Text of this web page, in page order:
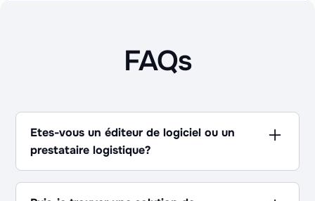
FAQs
Etes-vous un éditeur de logiciel ou un
prestataire logistique?
Les deux ! Pour déployer une logistique et
supply chain efficace et centrée sur l’utilisateur,